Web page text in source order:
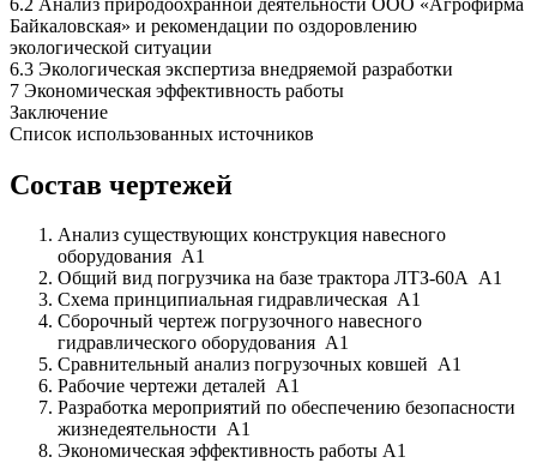
Байкаловская» и рекомендации по оздоровлению
экологической ситуации
6.3 Экологическая экспертиза внедряемой разработки
7 Экономическая эффективность работы
Заключение
Список использованных источников
Состав чертежей
Анализ существующих конструкция навесного
оборудования А1
Общий вид погрузчика на базе трактора ЛТЗ-60А А1
Схема принципиальная гидравлическая А1
Сборочный чертеж погрузочного навесного
гидравлического оборудования А1
Сравнительный анализ погрузочных ковшей А1
Рабочие чертежи деталей А1
Разработка мероприятий по обеспечению безопасности
жизнедеятельности А1
Экономическая эффективность работы А1